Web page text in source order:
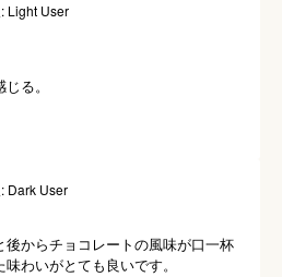
Light User
る。
Dark User
からチョコレートの風味が口一杯
わいがとても良いです。